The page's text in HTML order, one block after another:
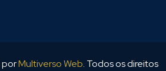
porMultiverso Web. Todos os direitos